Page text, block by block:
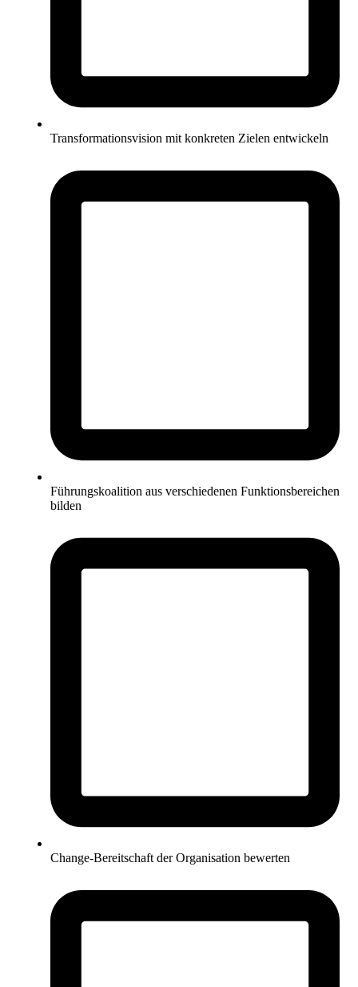
Transformationsvision mit konkreten Zielen entwickeln
Führungskoalition aus verschiedenen Funktionsbereichen
bilden
Change-Bereitschaft der Organisation bewerten